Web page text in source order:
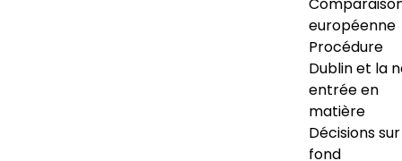
européenne
Procédure
Dublin et la
entrée en
matière
Décisions
fond